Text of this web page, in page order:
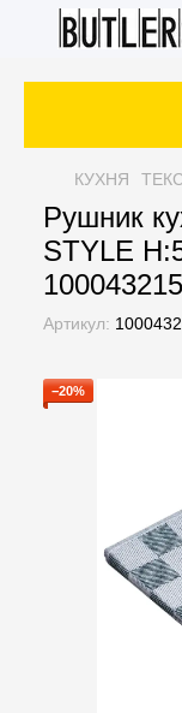
КУХНЯ
Рушник
STYLE
Артикул:
−20%